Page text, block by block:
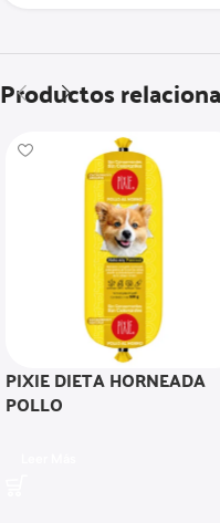
Productos
PIXIE DIETA HORNEADA
POLLO